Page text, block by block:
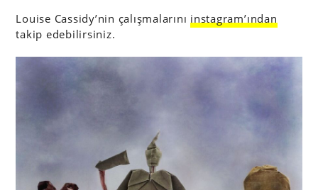
Louise Cassidy’nin çalışmalarını instagram’ından
takip edebilirsiniz.